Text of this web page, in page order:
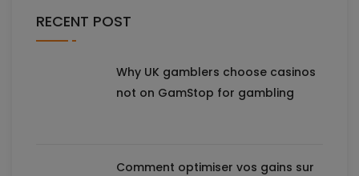
RECENT POST
Why UK gamblers choose casinos
not on GamStop for gambling
Comment optimiser vos gains sur